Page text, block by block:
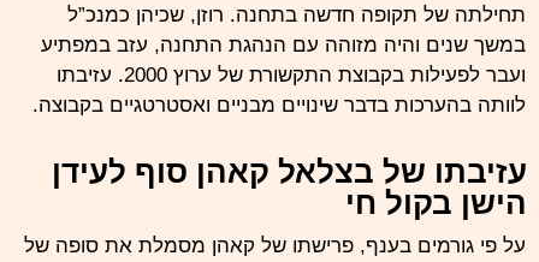
תחילתה של תקופה חדשה בתחנה. רוזן, שכיהן כמנכ”ל
במשך שנים והיה מזוהה עם הנהגת התחנה, עזב במפתיע
ועבר לפעילות בקבוצת התקשורת של ערוץ2000. עזיבתו
לוותה בהערכות בדבר שינויים מבניים ואסטרטגיים בקבוצה.
עזיבתו של בצלאל קאהן סוף לעידן
הישן בקול חי
על פי גורמים בענף, פרישתו של קאהן מסמלת את סופה של